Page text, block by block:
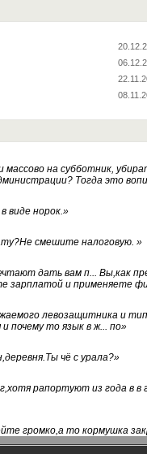
на субботник,
Тогда это вопи
виде норок.»
смешите налоговую. »
дать вам п... Вы,как
зарплатой и применяете
левозащитника и
почему то язык в ж... по»
чё с урала?»
рапортуют из года в
громко,а то кормушка